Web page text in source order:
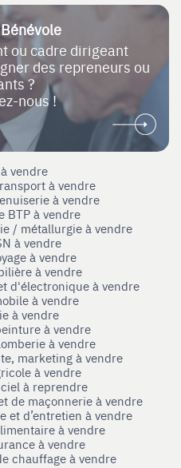
ou cadre dirigeant
des repreneurs ou
?
nous !
vendre
à vendre
à vendre
BTP à vendre
/ métallurgie à vendre
à vendre
à vendre
à vendre
d'électronique à vendre
à vendre
à vendre
à vendre
à vendre
marketing à vendre
à vendre
à reprendre
de maçonnerie à vendre
et d’entretien à vendre
à vendre
à vendre
chauffage à vendre